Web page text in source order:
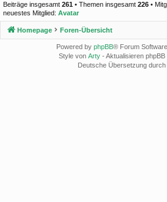
Beiträge insgesamt 261 • Themen insgesamt 226 •
neuestes Mitglied: Avatar
Homepage Foren-Übersicht
Powered by phpBB® Forum
Style von Arty - Aktualisieren
Deutsche Übersetzung durch